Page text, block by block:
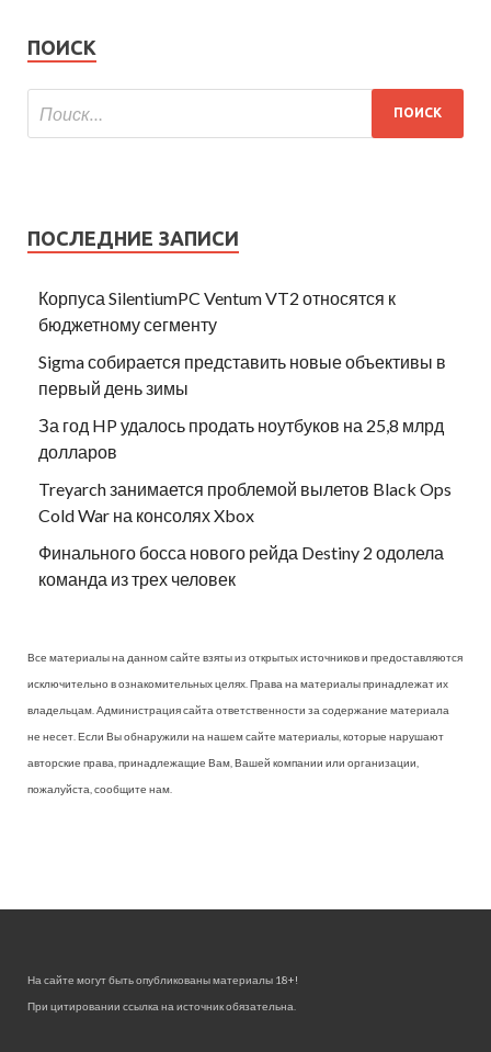
ПОИСК
ПОСЛЕДНИЕ ЗАПИСИ
Корпуса SilentiumPC Ventum VT2 относятся к
бюджетному сегменту
Sigma собирается представить новые объективы в
первый день зимы
За год HP удалось продать ноутбуков на 25,8 млрд
долларов
Treyarch занимается проблемой вылетов Black Ops
Cold War на консолях Xbox
Финального босса нового рейда Destiny 2 одолела
команда из трех человек
Все материалы на данном сайте взяты из открытых источников и предоставляются
исключительно в ознакомительных целях. Права на материалы принадлежат их
владельцам. Администрация сайта ответственности за содержание материала
не несет. Если Вы обнаружили на нашем сайте материалы, которые нарушают
авторские права, принадлежащие Вам, Вашей компании или организации,
пожалуйста, сообщите нам.
На сайте могут быть опубликованы материалы 18+!
При цитировании ссылка на источник обязательна.